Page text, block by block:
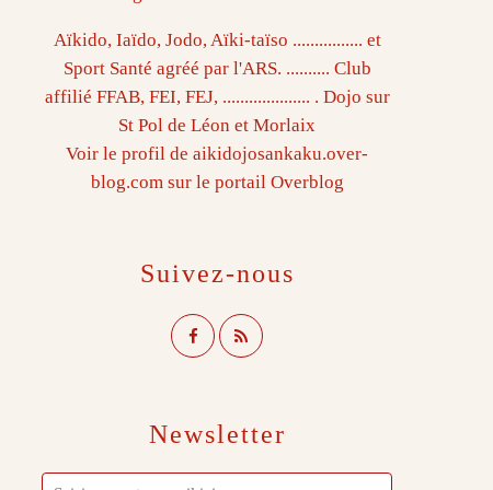
Newsletter
Suivez-nous
Aïkido, Iaïdo, Jodo, Aïki-taïso ................ et
Sport Santé agréé par l'ARS. .......... Club
affilié FFAB, FEI, FEJ, .................... . Dojo sur
St Pol de Léon et Morlaix
Voir le profil de aikidojosankaku.over-
blog.comsur le portail Overblog